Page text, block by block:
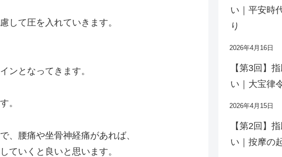
して圧を入れていきます。
ンとなってきます。
。
、腰痛や坐骨神経痛があれば、
ていくと良いと思います。
い｜平安時
り
2026年4月16日
【第3回】
い｜大宝律
2026年4月15日
【第2回】
い｜按摩の